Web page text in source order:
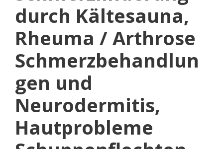
durch Kältesauna,
Rheuma / Arthrose
Schmerzbehandlun
gen und
Neurodermitis,
Hautprobleme